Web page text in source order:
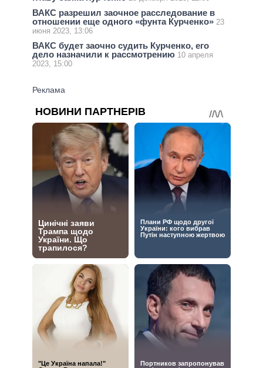
ВАКС разрешил заочное расследование в
отношении еще одного «фунта Курченко» 23
июня 2023, 13:06
ВАКС будет заочно судить Курченко, его
дело назначили к рассмотрению 10 апреля
2023, 15:00